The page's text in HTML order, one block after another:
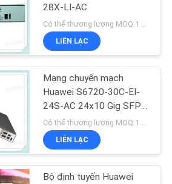
28X-LI-AC
Có thể thương lượng MOQ:1 đơn vị
LIÊN LẠC
Mạng chuyển mạch
Huawei S6720-30C-EI-
24S-AC 24x10 Gig SFP +
2x40 Gig QSFP + Cổng
LIÊN LẠC
Bộ định tuyến Huawei